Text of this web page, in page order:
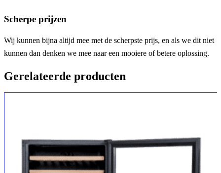
Scherpe prijzen
Wij kunnen bijna altijd mee met de scherpste prijs, en als we dit niet
kunnen dan denken we mee naar een mooiere of betere oplossing.
Gerelateerde producten